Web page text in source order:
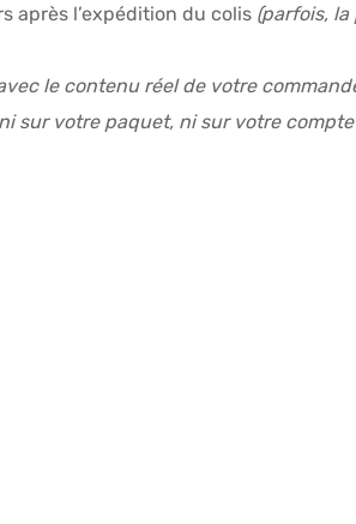
après l’expédition du colis (parfois,
le contenu réel de votre
sur votre paquet, ni sur votre